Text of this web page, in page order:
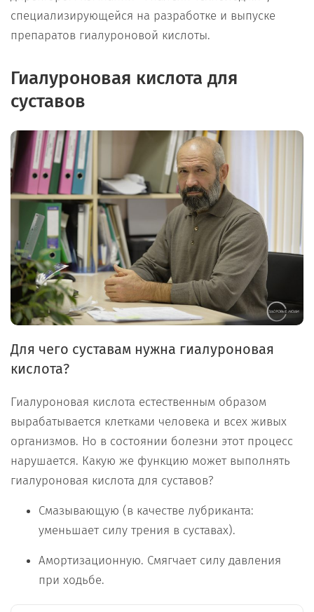
специализирующейся на разработке и выпуске
препаратов гиалуроновой кислоты.
Гиалуроновая кислота для
суставов
Для чего суставам нужна гиалуроновая
кислота?
Гиалуроновая кислота естественным образом
вырабатывается клетками человека и всех живых
организмов. Но в состоянии болезни этот процесс
нарушается. Какую же функцию может выполнять
гиалуроновая кислота для суставов?
Смазывающую (в качестве лубриканта:
уменьшает силу трения в суставах).
Амортизационную. Смягчает силу давления
при ходьбе.